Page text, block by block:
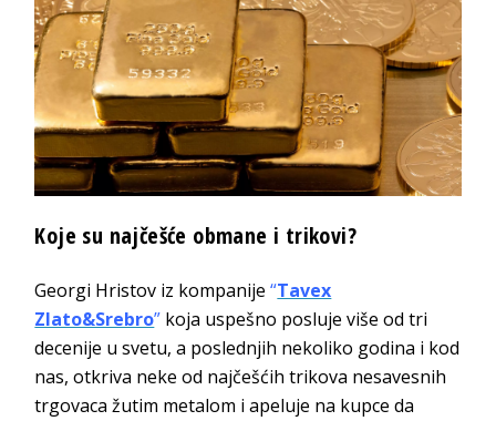
Koje su najčešće obmane i trikovi?
Georgi Hristov iz kompanije“Tavex
Zlato&Srebro” koja uspešno posluje više od tri
decenije u svetu, a poslednjih nekoliko godina i kod
nas, otkriva neke od najčešćih trikova nesavesnih
trgovaca žutim metalom i apeluje na kupce da